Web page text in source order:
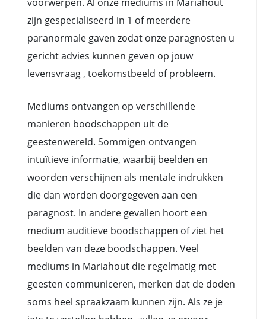
zijn gespecialiseerd in 1 of meerdere
paranormale gaven zodat onze paragnosten u
gericht advies kunnen geven op jouw
levensvraag , toekomstbeeld of probleem.
Mediums ontvangen op verschillende
manieren boodschappen uit de
geestenwereld. Sommigen ontvangen
intuïtieve informatie, waarbij beelden en
woorden verschijnen als mentale indrukken
die dan worden doorgegeven aan een
paragnost. In andere gevallen hoort een
medium auditieve boodschappen of ziet het
beelden van deze boodschappen. Veel
mediums in Mariahout die regelmatig met
geesten communiceren, merken dat de doden
soms heel spraakzaam kunnen zijn. Als ze je